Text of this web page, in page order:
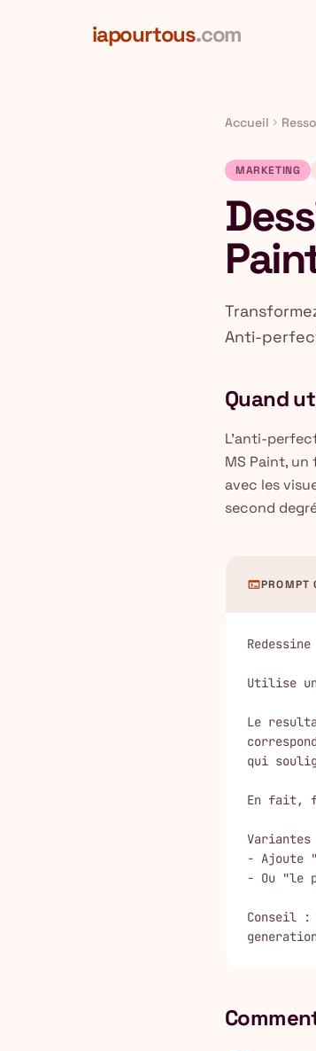
iapourtous.com
Accueil chevron_right
MARKETING
Anti-
Quand
L'anti-
MS Paint,
avec les
second
terminalPROMPT
Utilise
Le
qui
En fait,
- Ajoute
- Ou "le
Conseil :